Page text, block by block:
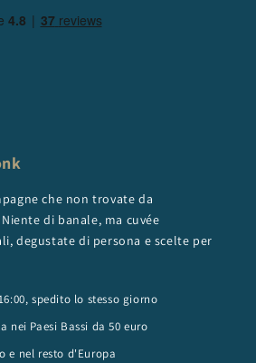
che non trovate da
di banale, ma cuvée
degustate di persona e scelte per
spedito lo stesso giorno
nei Paesi Bassi da 50 euro
e nel resto d'Europa